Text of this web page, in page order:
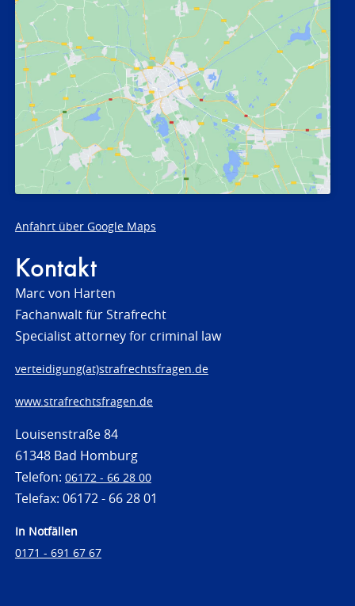
Anfahrt über Google Maps
Kontakt
Marc von Harten
Fachanwalt für Strafrecht
Specialist attorney for criminal law
verteidigung(at)strafrechtsfragen.de
www.strafrechtsfragen.de
Louisenstraße 84
61348 Bad Homburg
Telefon: 06172 - 66 28 00
Telefax: 06172 - 66 28 01
In Notfällen
0171 - 691 67 67